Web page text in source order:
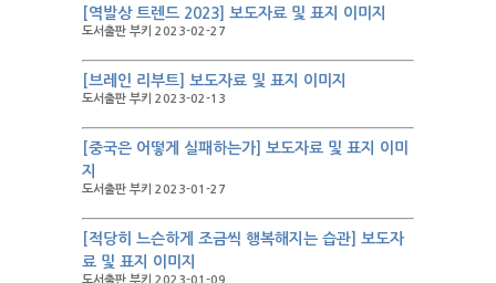
[역발상 트렌드 2023] 보도자료 및 표지 이미지
도서출판 부키 2023-02-27
[브레인 리부트] 보도자료 및 표지 이미지
도서출판 부키 2023-02-13
[중국은 어떻게 실패하는가] 보도자료 및 표지 이미
지
도서출판 부키 2023-01-27
[적당히 느슨하게 조금씩 행복해지는 습관] 보도자
료 및 표지 이미지